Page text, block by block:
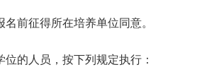
前征得所在培养单位同意。
位的人员，按下列规定执行：